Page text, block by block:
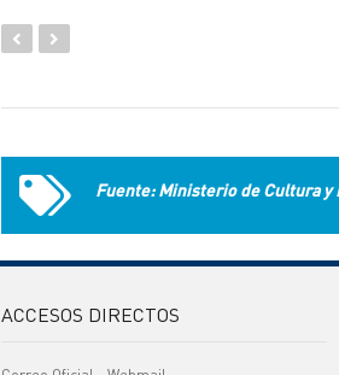
Fuente: Ministerio de Cultura y
ACCESOS DIRECTOS